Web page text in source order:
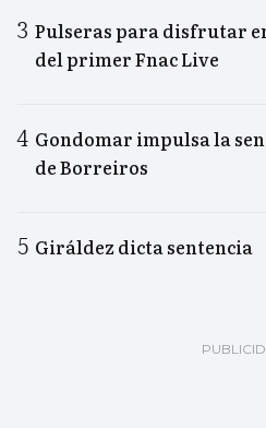
Pulseras para disfrutar
del primer Fnac Live
Gondomar impulsa la
de Borreiros
Giráldez dicta sentencia